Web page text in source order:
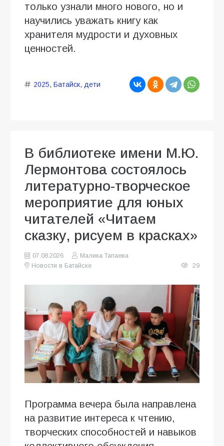
только узнали много нового, но и
научились уважать книгу как
хранителя мудрости и духовных
ценностей.
2025, Батайск, дети
В библиотеке имени М.Ю.
Лермонтова состоялось
литературно-творческое
мероприятие для юных
читателей «Читаем
сказку, рисуем в красках»
07.08.2026
Малика Тапаева
Новости в Батайске
29
Программа вечера была направлена
на развитие интереса к чтению,
творческих способностей и навыков